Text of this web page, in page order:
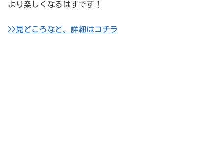
より楽しくなるはずです！
>>見どころなど、詳細はコチラ